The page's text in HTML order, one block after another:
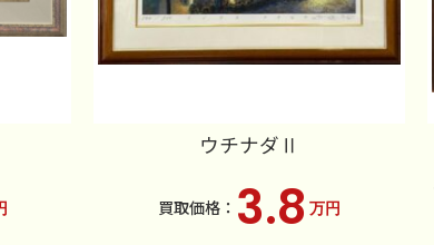
ウチナダⅡ
3.8 万円